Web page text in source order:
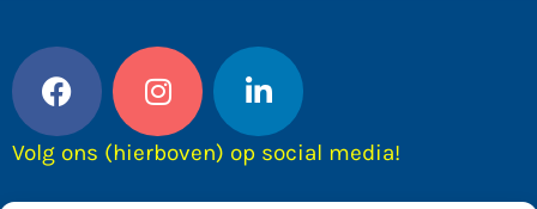
Volg ons (hierboven) op social media!